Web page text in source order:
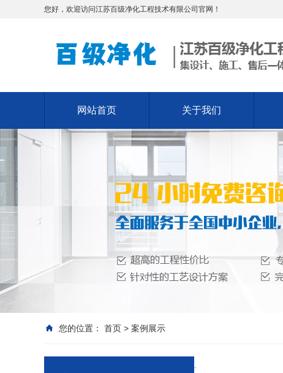
您好，欢迎访问江苏百级净化工程技术有限公司官网！
网站首页 关于我们
您的位置： 首页 > 案例展示